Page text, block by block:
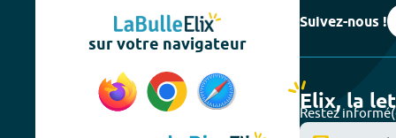
sur votre navigateur
Suivez-nous !
Elix, la
Restez